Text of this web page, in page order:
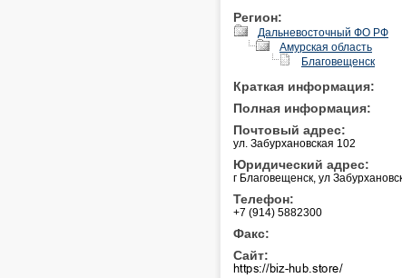
Регион:
Дальневосточный ФО РФ
Амурская область
Благовещенск
Краткая информация:
Полная информация:
Почтовый адрес:
ул. Забурхановская 102
Юридический адрес:
г Благовещенск, ул
Телефон:
+7 (914) 5882300
Факс:
Сайт: